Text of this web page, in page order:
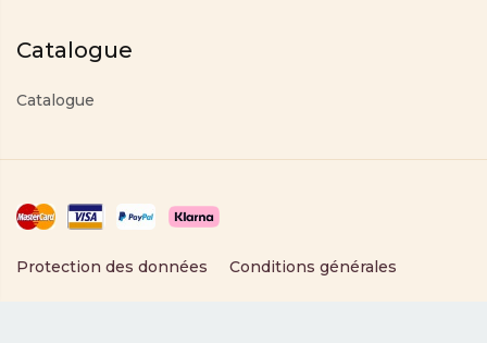
Catalogue
Catalogue
Protection des données Conditions générales